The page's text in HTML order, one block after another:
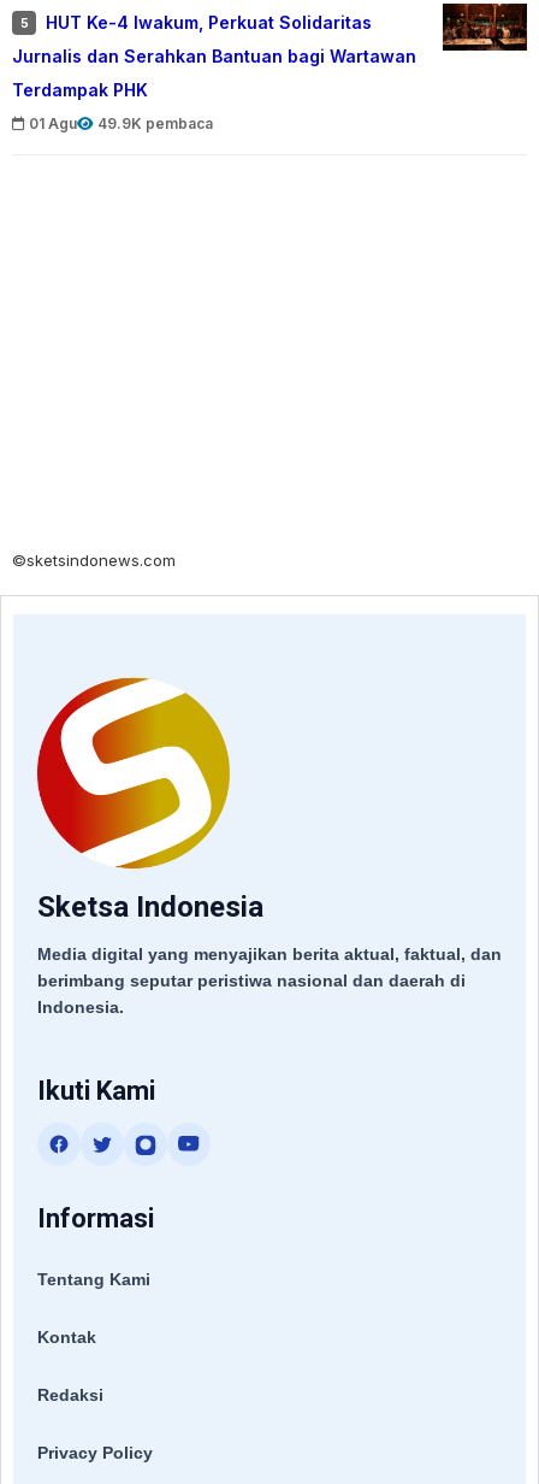
5
HUT Ke-4 Iwakum, Perkuat Solidaritas
Jurnalis dan Serahkan Bantuan bagi Wartawan
Terdampak PHK
01 Agu 49.9K pembaca
©sketsindonews.com
Sketsa Indonesia
Media digital yang menyajikan berita aktual, faktual, dan
berimbang seputar peristiwa nasional dan daerah di
Indonesia.
Ikuti Kami
Informasi
Tentang Kami
Kontak
Redaksi
Privacy Policy